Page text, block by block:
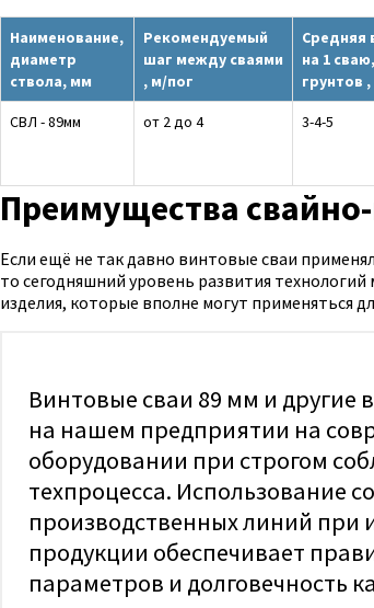
Наименование,
диаметр
ствола, мм
Рекомендуемый
шаг между сваями
, м/пог
Средняя
на 1
грунтов
СВЛ - 89мм от 2 до 4 3-4-5
Преимущества
Если ещё не так давно винтовые сваи
то сегодняшний уровень развития
изделия, которые вполне могут применяться
Винтовые сваи 89 мм и другие
на нашем предприятии на
оборудовании при строгом
техпроцесса. Использование
производственных линий при
продукции обеспечивает
параметров и долговечность